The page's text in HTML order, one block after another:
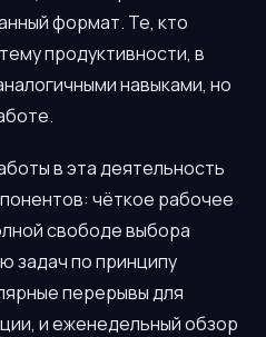
формат. Те, кто
продуктивности, в
навыками, но
в эта деятельность
чёткое рабочее
свободе выбора
задач по принципу
перерывы для
и еженедельный обзор